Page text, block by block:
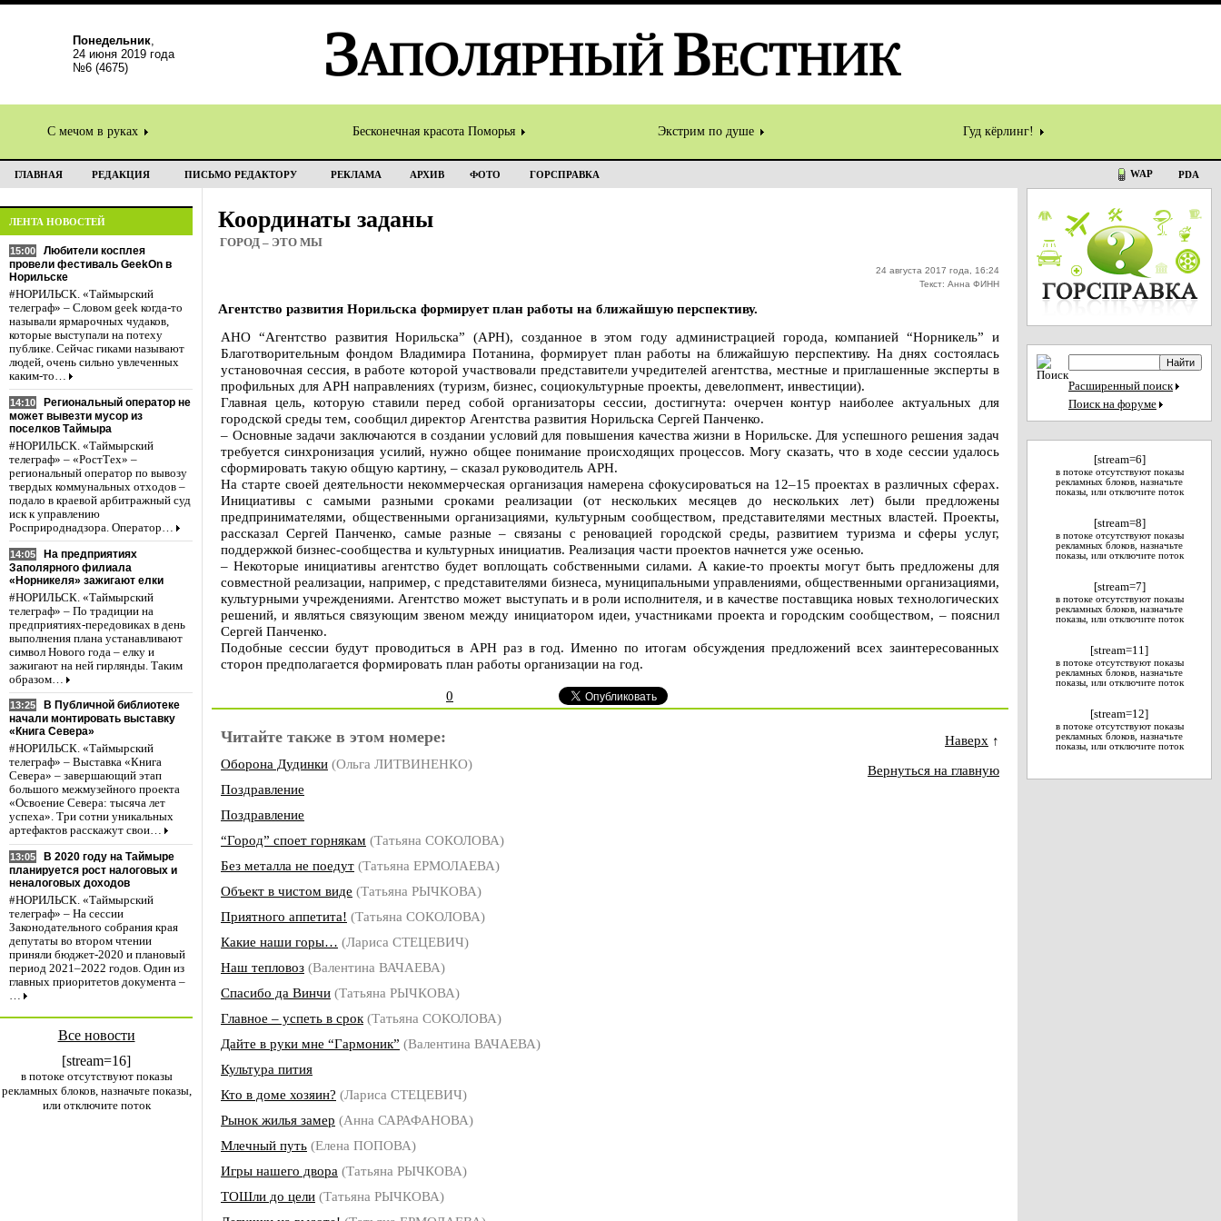
Понедельник,
24 июня 2019 года
№6 (4675)
С мечом в руках Бесконечная красота Поморья Экстрим по душе Гуд кёрлинг!
ГЛАВНАЯ РЕДАКЦИЯ ПИСЬМО РЕДАКТОРУ РЕКЛАМА АРХИВ ФОТО ГОРСПРАВКА WAP PDA
ЛЕНТА НОВОСТЕЙ
15:00
Любители косплея
провели фестиваль GeekOn в
Норильске
#НОРИЛЬСК. «Таймырский
телеграф» – Словом geek когда-то
называли ярмарочных чудаков,
которые выступали на потеху
публике. Сейчас гиками называют
людей, очень сильно увлеченных
каким-то…
14:10
Региональный оператор не
может вывезти мусор из
поселков Таймыра
#НОРИЛЬСК. «Таймырский
телеграф» – «РостТех» –
региональный оператор по вывозу
твердых коммунальных отходов –
подало в краевой арбитражный суд
иск к управлению
Росприроднадзора. Оператор…
14:05
На предприятиях
Заполярного филиала
«Норникеля» зажигают елки
#НОРИЛЬСК. «Таймырский
телеграф» – По традиции на
предприятиях-передовиках в день
выполнения плана устанавливают
символ Нового года – елку и
зажигают на ней гирлянды. Таким
образом…
13:25
В Публичной библиотеке
начали монтировать выставку
«Книга Севера»
#НОРИЛЬСК. «Таймырский
телеграф» – Выставка «Книга
Севера» – завершающий этап
большого межмузейного проекта
«Освоение Севера: тысяча лет
успеха». Три сотни уникальных
артефактов расскажут свои…
13:05
В 2020 году на Таймыре
планируется рост налоговых и
неналоговых доходов
#НОРИЛЬСК. «Таймырский
телеграф» – На сессии
Законодательного собрания края
депутаты во втором чтении
приняли бюджет-2020 и плановый
период 2021–2022 годов. Один из
главных приоритетов документа –
…
Все новости
[stream=16]
в потоке отсутствуют показы
рекламных блоков, назначьте показы,
или отключите поток
Координаты заданы
ГОРОД – ЭТО МЫ
24 августа 2017 года, 16:24
Текст: Анна ФИНН
Агентство развития Норильска формирует план работы на ближайшую перспективу.
АНО “Агентство развития Норильска” (АРН), созданное в этом году администрацией города, компанией “Норникель” и
Благотворительным фондом Владимира Потанина, формирует план работы на ближайшую перспективу. На днях состоялась
установочная сессия, в работе которой участвовали представители учредителей агентства, местные и приглашенные эксперты в
профильных для АРН направлениях (туризм, бизнес, социокультурные проекты, девелопмент, инвестиции).
Главная цель, которую ставили перед собой организаторы сессии, достигнута: очерчен контур наиболее актуальных для
городской среды тем, сообщил директор Агентства развития Норильска Сергей Панченко.
– Основные задачи заключаются в создании условий для повышения качества жизни в Норильске. Для успешного решения задач
требуется синхронизация усилий, нужно общее понимание происходящих процессов. Могу сказать, что в ходе сессии удалось
сформировать такую общую картину, – сказал руководитель АРН.
На старте своей деятельности некоммерческая организация намерена сфокусироваться на 12–15 проектах в различных сферах.
Инициативы с самыми разными сроками реализации (от нескольких месяцев до нескольких лет) были предложены
предпринимателями, общественными организациями, культурным сообществом, представителями местных властей. Проекты,
рассказал Сергей Панченко, самые разные – связаны с реновацией городской среды, развитием туризма и сферы услуг,
поддержкой бизнес-сообщества и культурных инициатив. Реализация части проектов начнется уже осенью.
– Некоторые инициативы агентство будет воплощать собственными силами. А какие-то проекты могут быть предложены для
совместной реализации, например, с представителями бизнеса, муниципальными управлениями, общественными организациями,
культурными учреждениями. Агентство может выступать и в роли исполнителя, и в качестве поставщика новых технологических
решений, и являться связующим звеном между инициатором идеи, участниками проекта и городским сообществом, – пояснил
Сергей Панченко.
Подобные сессии будут проводиться в АРН раз в год. Именно по итогам обсуждения предложений всех заинтересованных
сторон предполагается формировать план работы организации на год.
0
Читайте также в этом номере:
Оборона Дудинки (Ольга ЛИТВИНЕНКО)
Поздравление
Поздравление
“Город” споет горнякам (Татьяна СОКОЛОВА)
Без металла не поедут (Татьяна ЕРМОЛАЕВА)
Объект в чистом виде (Татьяна РЫЧКОВА)
Приятного аппетита! (Татьяна СОКОЛОВА)
Какие наши горы… (Лариса СТЕЦЕВИЧ)
Наш тепловоз (Валентина ВАЧАЕВА)
Спасибо да Винчи (Татьяна РЫЧКОВА)
Главное – успеть в срок (Татьяна СОКОЛОВА)
Дайте в руки мне “Гармоник” (Валентина ВАЧАЕВА)
Культура пития
Кто в доме хозяин? (Лариса СТЕЦЕВИЧ)
Рынок жилья замер (Анна САРАФАНОВА)
Млечный путь (Елена ПОПОВА)
Игры нашего двора (Татьяна РЫЧКОВА)
ТОШли до цели (Татьяна РЫЧКОВА)
Наверх ↑
Вернуться на главную
Расширенный поиск
Поиск на форуме
[stream=6]
в потоке отсутствуют показы
рекламных блоков, назначьте
показы, или отключите поток
[stream=8]
в потоке отсутствуют показы
рекламных блоков, назначьте
показы, или отключите поток
[stream=7]
в потоке отсутствуют показы
рекламных блоков, назначьте
показы, или отключите поток
[stream=11]
в потоке отсутствуют показы
рекламных блоков, назначьте
показы, или отключите поток
[stream=12]
в потоке отсутствуют показы
рекламных блоков, назначьте
показы, или отключите поток